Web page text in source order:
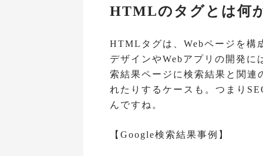
HTMLのタグとは何
HTMLタグは、Webページを構
デザインやWebアプリの開発
索結果ページに検索結果と関
れたりするケースも。つまり
んですね。
【Google検索結果事例】